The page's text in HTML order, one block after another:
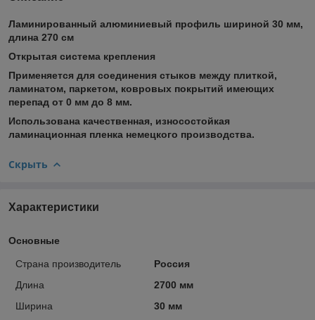
Ламинированный алюминиевый профиль шириной 30 мм,
длина 270 см
Открытая система крепления
Применяется для соединения стыков между плиткой,
ламинатом, паркетом, ковровых покрытий имеющих
перепад от 0 мм до 8 мм.
Использована качественная, износостойкая
ламинационная пленка немецкого производства.
Скрыть
Характеристики
Основные
Страна производитель
Россия
Длина
2700 мм
Ширина
30 мм